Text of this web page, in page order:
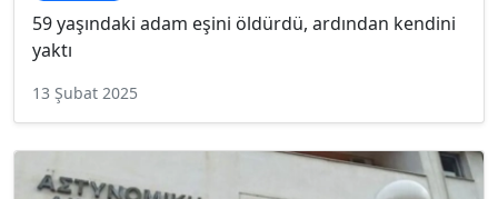
59 yaşındaki adam eşini öldürdü, ardından kendini
yaktı
13 Şubat 2025